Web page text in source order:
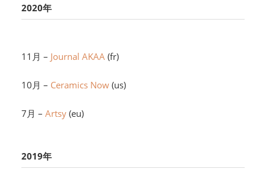
2020年
11月 – Journal AKAA (fr)
10月 – Ceramics Now(us)
7月 – Artsy(eu)
2019年